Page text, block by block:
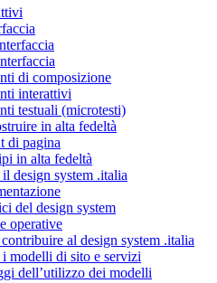
di composizione
interattivi
testuali (microtesti)
in alta fedeltà
di pagina
in alta fedeltà
design system .italia
del design system
operative
al design system .italia
modelli di sito e servizi
dell’utilizzo dei modelli